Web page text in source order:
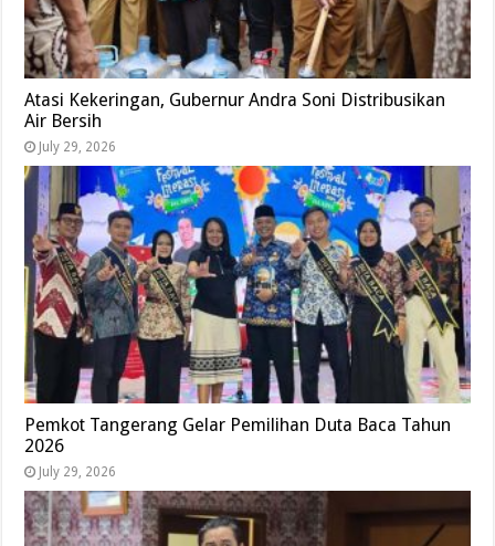
Atasi Kekeringan, Gubernur Andra Soni Distribusikan
Air Bersih
July 29, 2026
Pemkot Tangerang Gelar Pemilihan Duta Baca Tahun
2026
July 29, 2026